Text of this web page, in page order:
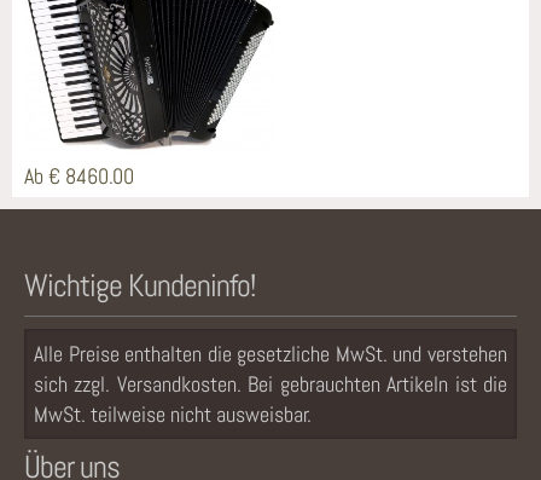
Ab € 8460.00
Wichtige Kundeninfo!
Alle Preise enthalten die gesetzliche MwSt. und verstehen
sich zzgl. Versandkosten. Bei gebrauchten Artikeln ist die
MwSt. teilweise nicht ausweisbar.
Über uns